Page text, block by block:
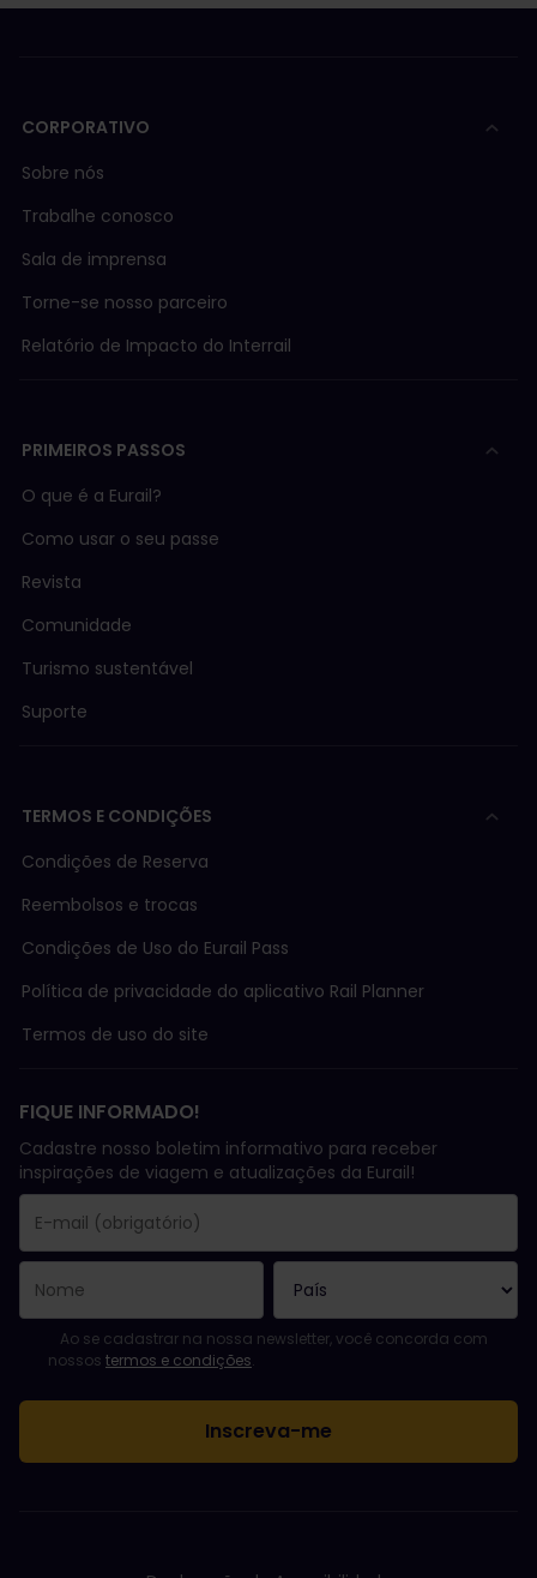
CORPORATIVO
Sobre nós
Trabalhe conosco
Sala de imprensa
Torne-se nosso parceiro
Relatório de Impacto do Interrail
PRIMEIROS PASSOS
O que é a Eurail?
Como usar o seu passe
Revista
Comunidade
Turismo sustentável
Suporte
TERMOS E CONDIÇÕES
Condições de Reserva
Reembolsos e trocas
Condições de Uso do Eurail Pass
Política de privacidade do aplicativo Rail Planner
Termos de uso do site
FIQUE INFORMADO!
Cadastre nosso boletim informativo para receber
inspirações de viagem e atualizações da Eurail!
Você se inscreveu com sucesso.
O campo endereço de e-mail é obrigatório!
E-mail inválido!
Erro ao assinar o boletim eletrônico. Tente novamente mais
Você já assinou este boletim eletrônico!
Favor concordar com os termos e condições para assinar a
Ao se cadastrar na nossa newsletter, você concorda com
nossos termos e condições.